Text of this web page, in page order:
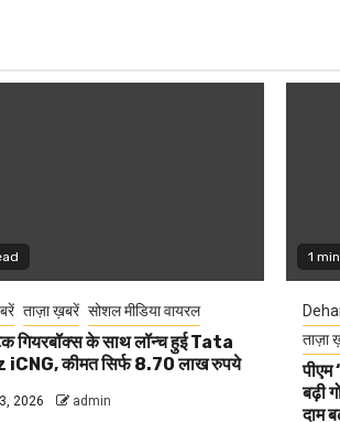
ताज़ा ख़बरें सोशल मीडिया वायरल
गियरबॉक्स के साथ लॉन्च हुई Tata
कीमत सिर्फ 8.70 लाख रुपये
2026 admin
1
ताज़ा
पीएम
बढ़ी
दाम